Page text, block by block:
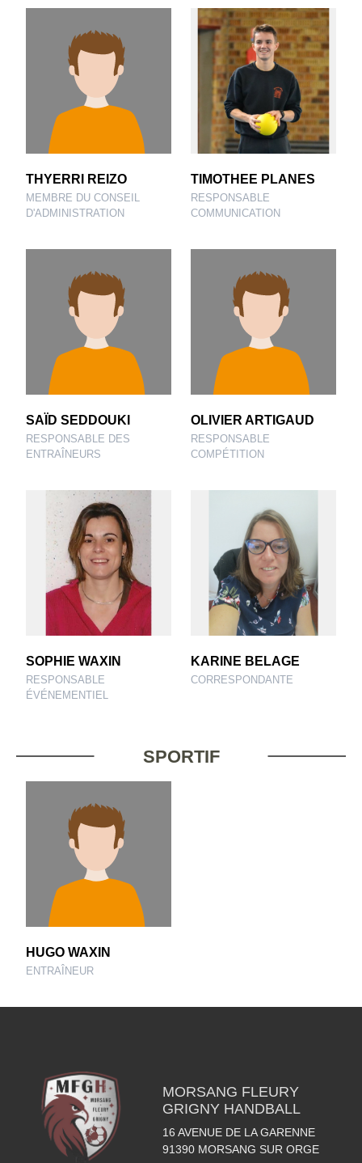
THYERRI REIZO
MEMBRE DU CONSEIL
D'ADMINISTRATION
TIMOTHEE PLANES
RESPONSABLE
COMMUNICATION
SAÏD SEDDOUKI
RESPONSABLE DES
ENTRAÎNEURS
OLIVIER ARTIGAUD
RESPONSABLE
COMPÉTITION
SOPHIE WAXIN
RESPONSABLE
ÉVÉNEMENTIEL
KARINE BELAGE
CORRESPONDANTE
SPORTIF
HUGO WAXIN
ENTRAÎNEUR
MORSANG FLEURY
GRIGNY HANDBALL
16 AVENUE DE LA GARENNE
91390 MORSANG SUR ORGE